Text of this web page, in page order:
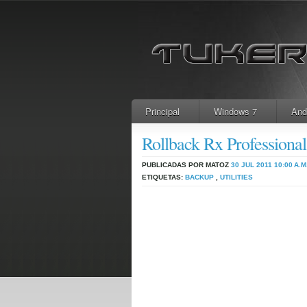
Principal Windows 7
Rollback Rx
PUBLICADAS POR MATOZ 30 JUL 2011 10:00
ETIQUETAS: BACKUP UTILITIES